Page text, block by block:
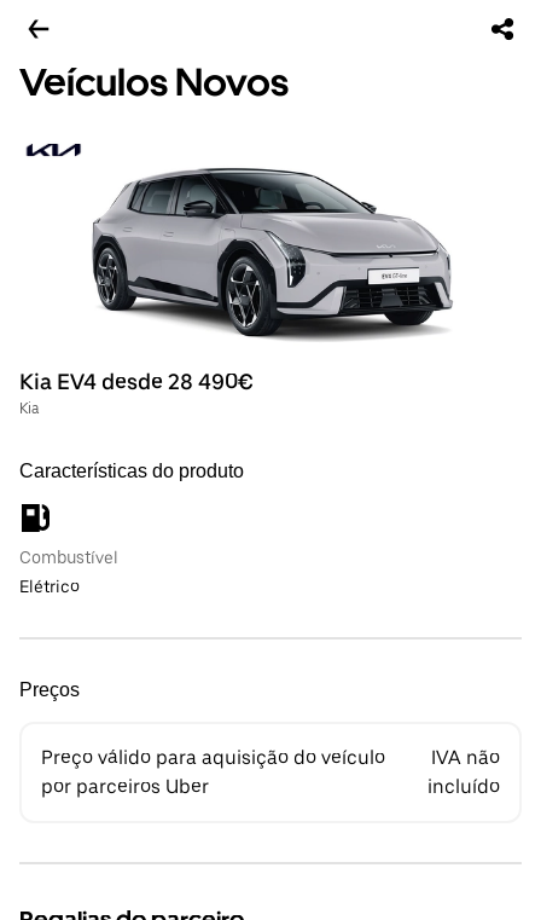
Veículos Novos
Kia EV4 desde 28 490€
Kia
Características do produto
Combustível
Elétrico
Preços
Preço válido para aquisição do veículo
por parceiros Uber
IVA não
incluído